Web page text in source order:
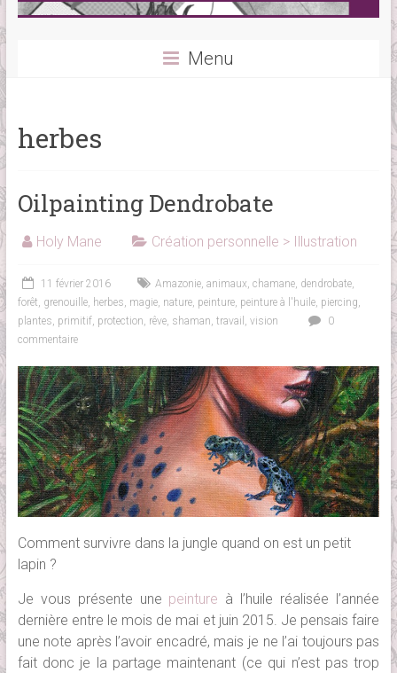
Menu
herbes
Oilpainting Dendrobate
Holy Mane Création personnelle > Illustration
11 février 2016 Amazonie, animaux, chamane, dendrobate,
forêt, grenouille, herbes, magie, nature, peinture, peinture à l'huile, piercing,
plantes, primitif, protection, rêve, shaman, travail , vision
0
commentaire
Comment survivre dans la jungle quand on est un petit
lapin ?
Je vous présente une peinture à l’huile réalisée l’année
dernière entre le mois de mai et juin 2015. Je pensais faire
une note après l’avoir encadré, mais je ne l’ai toujours pas
fait donc je la partage maintenant (ce qui n’est pas trop